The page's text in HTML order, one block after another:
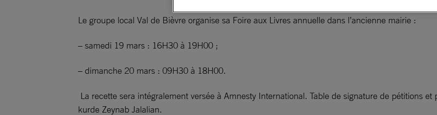
Le groupe local Val de Bièvre organise sa Foire aux Livres annuelle dans l’ancienne mairie :
– samedi 19 mars : 16H30 à 19H00 ;
– dimanche 20 mars : 09H30 à 18H00.
La recette sera intégralement versée à Amnesty International. Table de signature de pétitions
kurde Zeynab Jalalian.